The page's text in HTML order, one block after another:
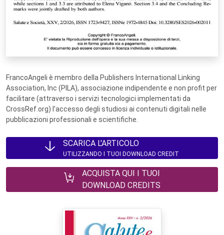
FrancoAngeli è membro della Publishers International Linking
Association, Inc (PILA), associazione indipendente e non profit per
facilitare (attraverso i servizi tecnologici implementati da
CrossRef.org) l’accesso degli studiosi ai contenuti digitali nelle
pubblicazioni professionali e scientifiche.
SCARICA L'ARTICOLO
UTILIZZANDO I TUOI DOWNLOAD CREDIT
ACQUISTA QUI I TUOI
DOWNLOAD CREDITS